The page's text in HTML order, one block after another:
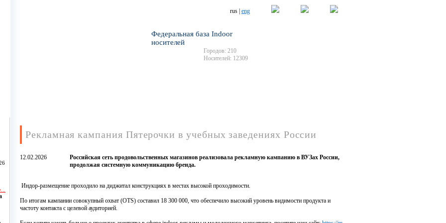
rus | eng
Федеральная база Indoor
носителей
Городов: 210
Носителей: 12309
Рекламная кампания Пятерочки в учебных заведениях России
12.02.2026
Российская сеть продовольственных магазинов реализовала рекламную кампанию в ВУЗах России,
продолжая системную коммуникацию бренда.
Индор-размещение проходило на диджитал конструкциях в местах высокой проходимости.
По итогам кампании совокупный охват (OTS) составил 18 300 000, что обеспечило высокий уровень видимости продукта и
частоту контакта с целевой аудиторией.